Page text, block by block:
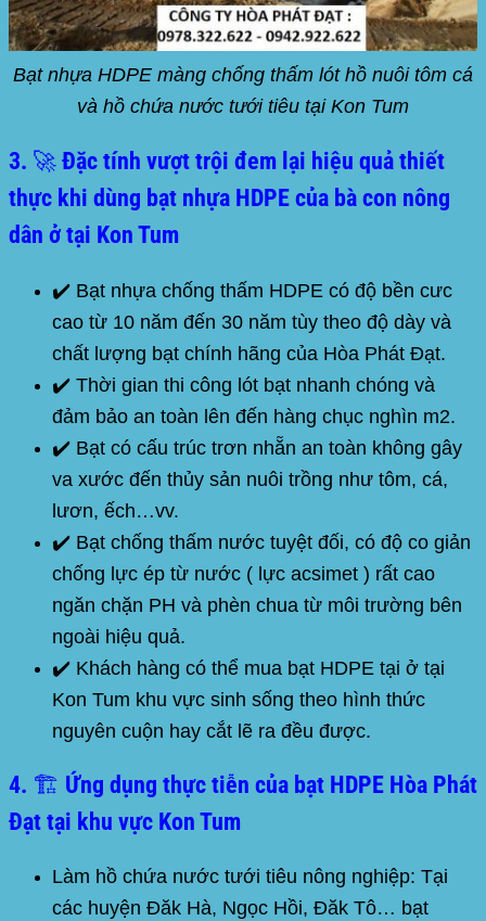
Bạt nhựa HDPE màng chống thấm lót hồ nuôi tôm cá
và hồ chứa nước tưới tiêu tại Kon Tum
3. 🚀 Đặc tính vượt trội đem lại hiệu quả thiết
thực khi dùng bạt nhựa HDPE của bà con nông
dân ở tại Kon Tum
✔️ Bạt nhựa chống thấm HDPE có độ bền cưc
cao từ 10 năm đến 30 năm tùy theo độ dày và
chất lượng bạt chính hãng của Hòa Phát Đạt.
✔️ Thời gian thi công lót bạt nhanh chóng và
đảm bảo an toàn lên đến hàng chục nghìn m2.
✔️ Bạt có cấu trúc trơn nhẵn an toàn không gây
va xước đến thủy sản nuôi trồng như tôm, cá,
lươn, ếch…vv.
✔️ Bạt chống thấm nước tuyệt đối, có độ co giản
chống lực ép từ nước ( lực acsimet ) rất cao
ngăn chặn PH và phèn chua từ môi trường bên
ngoài hiệu quả.
✔️ Khách hàng có thể mua bạt HDPE tại ở tại
Kon Tum khu vực sinh sống theo hình thức
nguyên cuộn hay cắt lẽ ra đều được.
4. 🏗️ Ứng dụng thực tiễn của bạt HDPE Hòa Phát
Đạt tại khu vực Kon Tum
Làm hồ chứa nước tưới tiêu nông nghiệp: Tại
các huyện Đăk Hà, Ngọc Hồi, Đăk Tô… bạt